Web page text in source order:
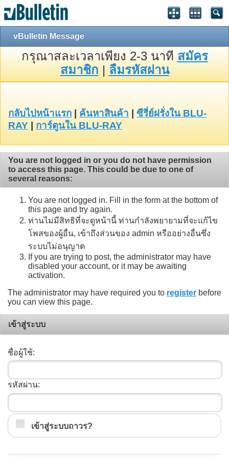
vBulletin Message
กรุณาสละเวลาเพียง 2-3 นาที สมัคร
สมาชิก | ลืมรหัสผ่าน
กลับไปหน้าแรก ค้นหาสินค้า
ซีรี่ย์ฝรั่งใน BLU-
RAY
การ์ตูนใน BLU-RAY
You are not logged in or you do not have permission
to access this page. This could be due to one of
several reasons:
You are not logged in. Fill in the form at the bottom of
this page and try again.
ท่านไม่มีสิทธิที่จะดูหน้านี้ ท่านกำลังพยายามที่จะแก้ไข
โพสของผู้อื่น, เข้าถึงส่วนของ admin หรืออย่างอื่นซึ่ง
ระบบไม่อนุญาต
If you are trying to post, the administrator may have
disabled your account, or it may be awaiting
activation.
The administrator may have required you to register before
you can view this page.
เข้าสู่ระบบ
ชื่อผู้ใช้:
รหัสผ่าน:
เข้าสู่ระบบถาวร?